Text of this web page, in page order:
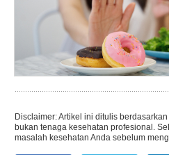
Disclaimer: Artikel ini ditulis
bukan tenaga kesehatan profesional.
masalah kesehatan Anda sebelum